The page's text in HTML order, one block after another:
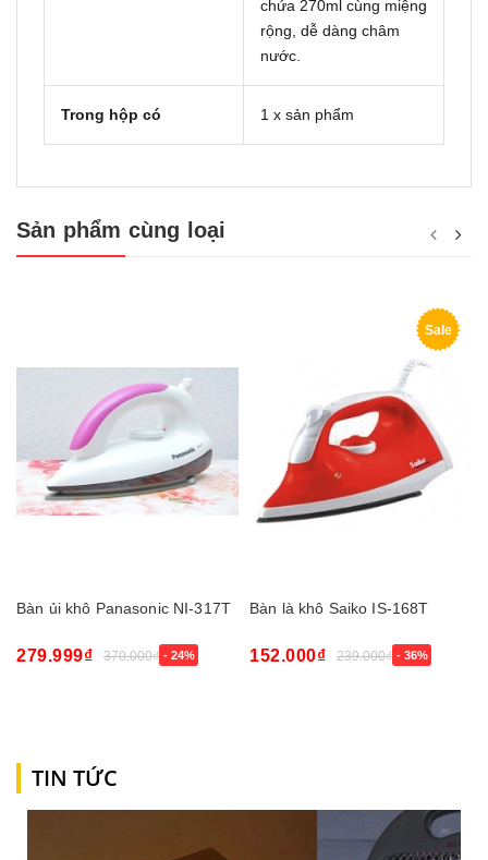
chứa 270ml cùng miệng
rộng, dễ dàng châm
nước.
Trong hộp có 1 x sản phẩm
Sản phẩm cùng loại
Bàn ủi khô Panasonic NI-317T
279.999₫ 370.000₫ - 24%
Sale
Bàn là khô Saiko IS-168T
152.000₫ 239.000₫ - 36%
TIN TỨC